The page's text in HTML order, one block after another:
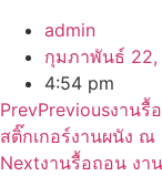
admin
กุมภาพันธ์ 22,
4:54 pm
PrevPreviousงานรื้
สติ๊กเกอร์งานผนัง ณ
Nextงานรื้อถอน งา